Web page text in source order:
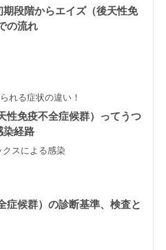
段階からエイズ（後天性免
の流れ
れる症状の違い！
性免疫不全症候群）ってうつ
染経路
スによる感染
症候群）の診断基準、検査と